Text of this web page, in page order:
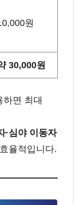
원
30,000원
면 최대
·심야 이동자
율적입니다.